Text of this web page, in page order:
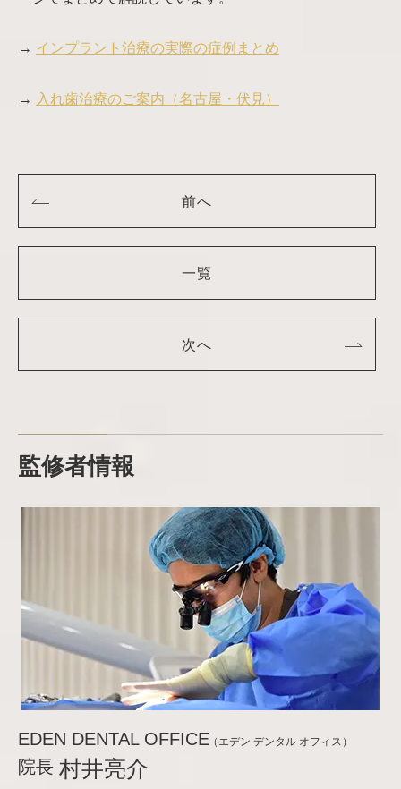
→ インプラント治療の実際の症例まとめ
→ 入れ歯治療のご案内（名古屋・伏見）
前へ
一覧
次へ
監修者情報
EDEN DENTAL OFFICE（エデン デンタル オフィス）
院長 村井亮介